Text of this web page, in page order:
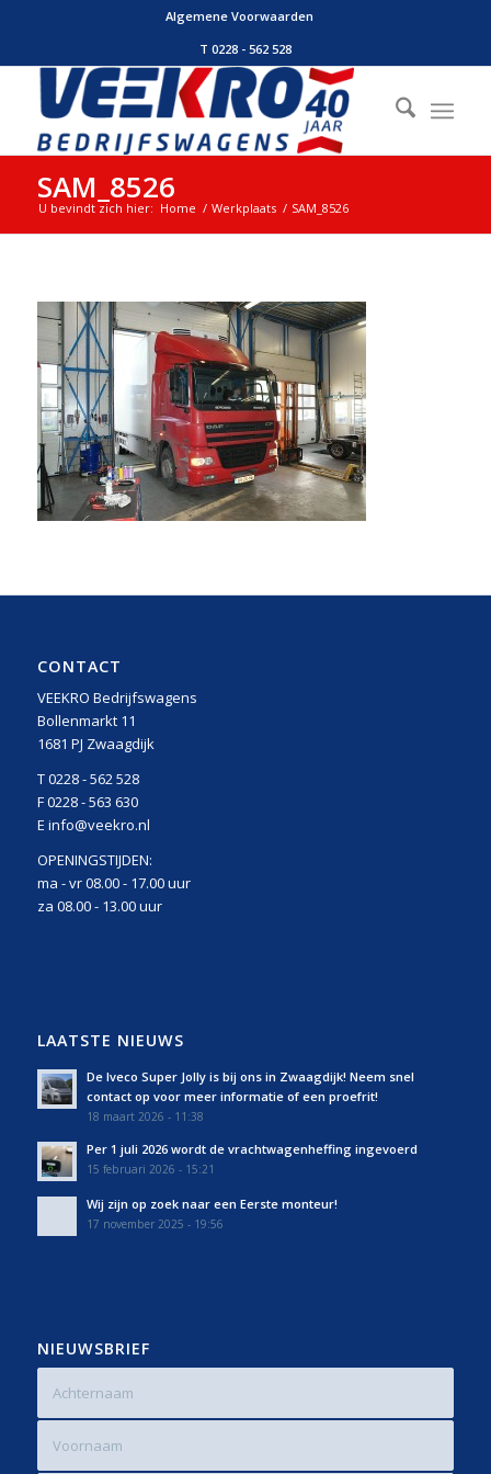
Algemene Voorwaarden
T 0228 - 562 528
SAM_8526
U bevindt zich hier: Home / Werkplaats / SAM_8526
CONTACT
VEEKRO Bedrijfswagens
Bollenmarkt 11
1681 PJ Zwaagdijk
T 0228 - 562 528
F 0228 - 563 630
E info@veekro.nl
OPENINGSTIJDEN:
ma - vr 08.00 - 17.00 uur
za 08.00 - 13.00 uur
LAATSTE NIEUWS
De Iveco Super Jolly is bij ons in Zwaagdijk! Neem snel
contact op voor meer informatie of een proefrit!
18 maart 2026 - 11:38
Per 1 juli 2026 wordt de vrachtwagenheffing ingevoerd
15 februari 2026 - 15:21
Wij zijn op zoek naar een Eerste monteur!
17 november 2025 - 19:56
NIEUWSBRIEF